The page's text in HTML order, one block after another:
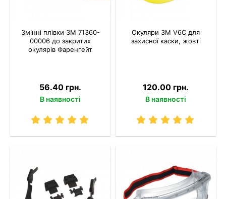
Змінні плівки 3M 71360-
00006 до закритих
окулярів Фаренгейт
56.40 грн.
В наявності
Окуляри 3M V6C для
захисної каски, жовті
120.00 грн.
В наявності